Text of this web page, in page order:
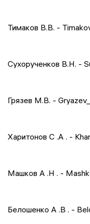
Тимаков В.В. -
Сухорученков В.Н. -
Грязев М.В. -
Харитонов С .А . -
Машков А .Н . -
Белошенко А .В . -